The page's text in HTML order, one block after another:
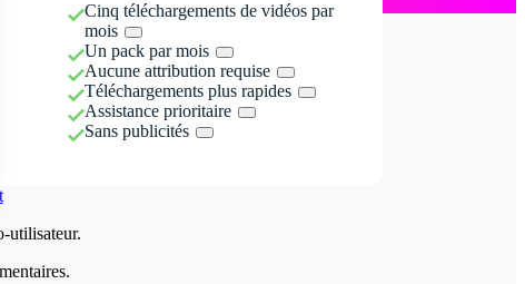
Cinq téléchargements de vidéos par
mois
Un pack par mois
Aucune attribution requise
Téléchargements plus rapides
Assistance prioritaire
Sans publicités
utilisateur.